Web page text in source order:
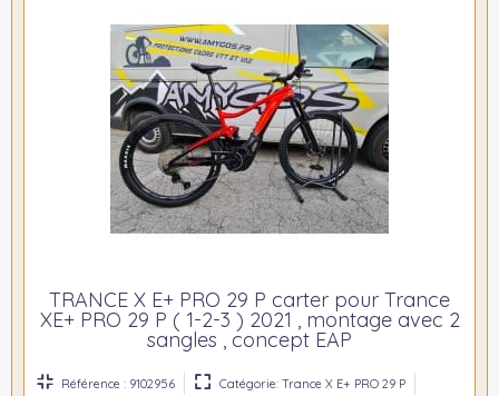
TRANCE X E+ PRO 29 P carter pour Trance
XE+ PRO 29 P ( 1-2-3 ) 2021 , montage avec 2
sangles , concept EAP
Référence : 9102956
Catégorie: Trance X E+ PRO 29 P